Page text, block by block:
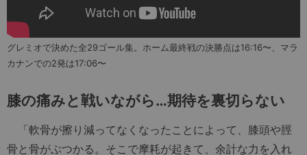
グレミオで決めた全29ゴール集。ホーム最終戦の決勝点は16:16〜、マラ
カナンでの2発は17:06〜
膝の痛みと戦いながら…期待を裏切らない
「軟骨が擦り減ってなくなったことによって、膝頭や脛
骨と骨がぶつかる。そこで摩耗が起きて、余計な力を入れ